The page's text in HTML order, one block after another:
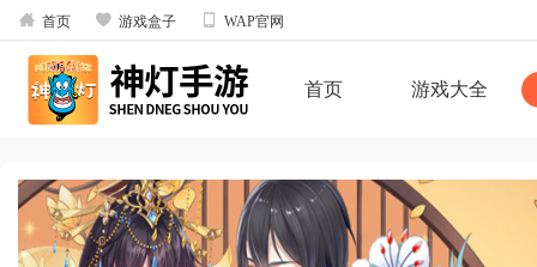
 首页  游戏盒子  WAP官网
首页 游戏大全